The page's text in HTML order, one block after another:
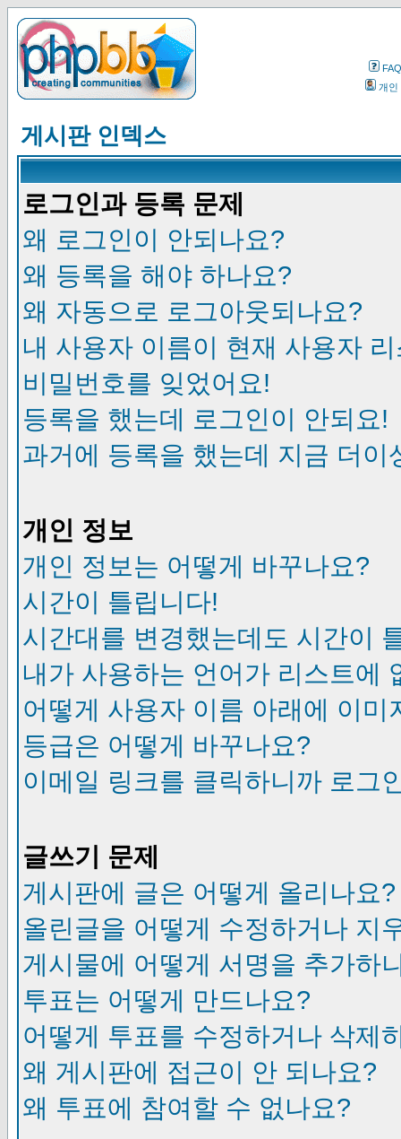
FAQ
개인
게시판 인덱스
로그인과 등록 문제
왜 로그인이 안되나요?
왜 등록을 해야 하나요?
왜 자동으로 로그아웃되나요?
내 사용자 이름이 현재 사용자
비밀번호를 잊었어요!
등록을 했는데 로그인이 안되요!
과거에 등록을 했는데 지금 더이
개인 정보
개인 정보는 어떻게 바꾸나요?
시간이 틀립니다!
시간대를 변경했는데도 시간이
내가 사용하는 언어가 리스트에
어떻게 사용자 이름 아래에 이미
등급은 어떻게 바꾸나요?
이메일 링크를 클릭하니까 로그
글쓰기 문제
게시판에 글은 어떻게 올리나요?
올린글을 어떻게 수정하거나 지
게시물에 어떻게 서명을 추가하
투표는 어떻게 만드나요?
어떻게 투표를 수정하거나 삭제
왜 게시판에 접근이 안 되나요?
왜 투표에 참여할 수 없나요?